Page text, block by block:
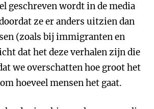
geschreven wordt in de media
ze er anders uitzien dan
(zoals bij immigranten en
dat het deze verhalen zijn die
we overschatten hoe groot het
hoeveel mensen het gaat.